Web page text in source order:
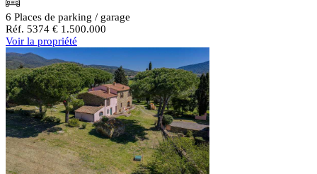
6 Places de parking / garage
Réf. 5374 € 1.500.000
Voir la propriété